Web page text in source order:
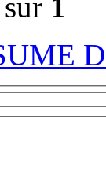
sur 1